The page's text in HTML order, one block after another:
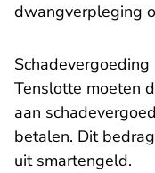
dwangverpleging
Schadevergoeding
Tenslotte moeten
aan
betalen. Dit
uit smartengeld.